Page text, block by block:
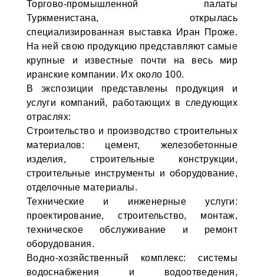
Торгово-промышленной палаты
Туркменистана, открылась
специализированная выставка Иран Проже.
На ней свою продукцию представляют самые
крупные и известные почти на весь мир
иранские компании. Их около 100.
В экспозиции представлены продукция и
услуги компаний, работающих в следующих
отраслях:
Строительство и производство строительных
материалов: цемент, железобетонные
изделия, строительные конструкции,
строительные инструменты и оборудование,
отделочные материалы.
Технические и инженерные услуги:
проектирование, строительство, монтаж,
техническое обслуживание и ремонт
оборудования.
Водно-хозяйственный комплекс: системы
водоснабжения и водоотведения,